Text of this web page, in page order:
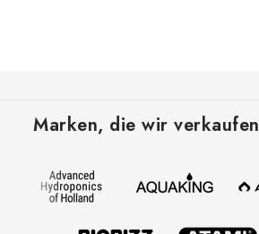
Marken, die wir verkaufen